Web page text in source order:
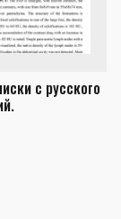
с русского